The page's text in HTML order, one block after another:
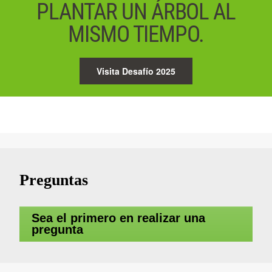
PLANTAR UN ÁRBOL AL
MISMO TIEMPO.
Visita Desafío 2025
Preguntas
Sea el primero en realizar una
pregunta